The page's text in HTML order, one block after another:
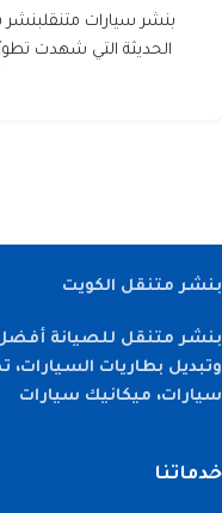
بنشر سيارات
الحديثة التي شهدت
بنشر متنقل الكويت
بنشر متنقل للصيانة أفضل
وتبديل بطاريات
سيارات، ميكانيك سيارات
خدماتنا